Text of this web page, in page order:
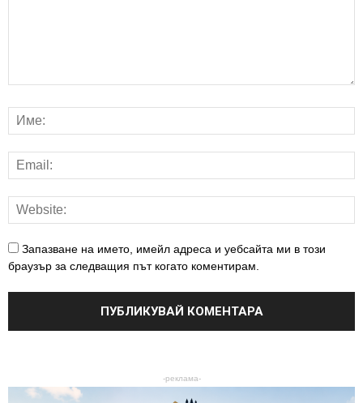
Запазване на името, имейл адреса и уебсайта ми в този
браузър за следващия път когато коментирам.
-реклама-